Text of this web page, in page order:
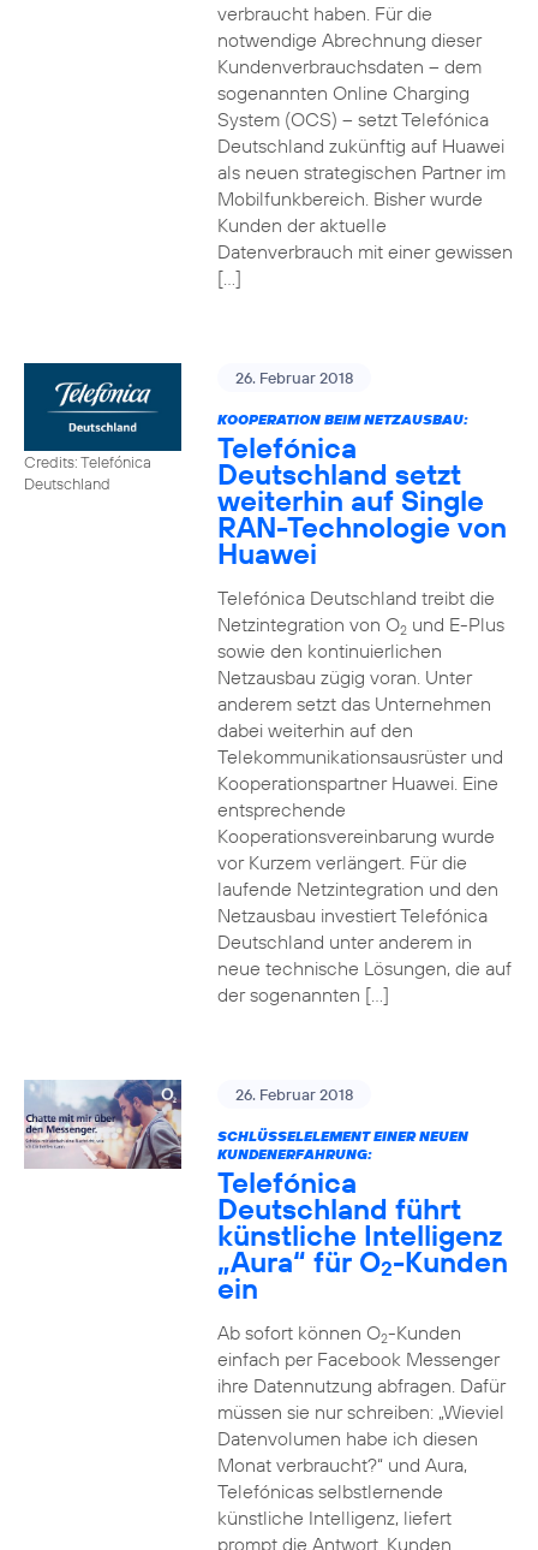
verbraucht haben. Für die
notwendige Abrechnung dieser
Kundenverbrauchsdaten – dem
sogenannten Online Charging
System (OCS) – setzt Telefónica
Deutschland zukünftig auf Huawei
als neuen strategischen Partner im
Mobilfunkbereich. Bisher wurde
Kunden der aktuelle
Datenverbrauch mit einer gewissen
[…]
Credits: Telefónica
Deutschland
26. Februar 2018
KOOPERATION BEIM NETZAUSBAU:
Telefónica
Deutschland setzt
weiterhin auf Single
RAN-Technologie von
Huawei
Telefónica Deutschland treibt die
Netzintegration von O2und E-Plus
sowie den kontinuierlichen
Netzausbau zügig voran. Unter
anderem setzt das Unternehmen
dabei weiterhin auf den
Telekommunikationsausrüster und
Kooperationspartner Huawei. Eine
entsprechende
Kooperationsvereinbarung wurde
vor Kurzem verlängert. Für die
laufende Netzintegration und den
Netzausbau investiert Telefónica
Deutschland unter anderem in
neue technische Lösungen, die auf
der sogenannten […]
26. Februar 2018
SCHLÜSSELELEMENT EINER NEUEN
KUNDENERFAHRUNG:
Telefónica
Deutschland führt
künstliche Intelligenz
„Aura“ für O2-Kunden
ein
Ab sofort können O2-Kunden
einfach per Facebook Messenger
ihre Datennutzung abfragen. Dafür
müssen sie nur schreiben: „Wieviel
Datenvolumen habe ich diesen
Monat verbraucht?“ und Aura,
Telefónicas selbstlernende
künstliche Intelligenz, liefert
prompt die Antwort. Kunden